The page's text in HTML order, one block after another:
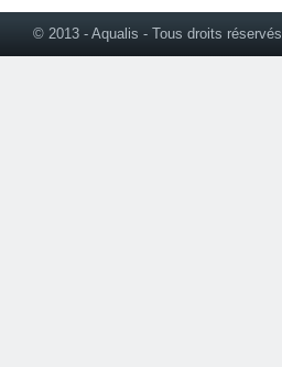
© 2013 - Aqualis - Tous droits réservés